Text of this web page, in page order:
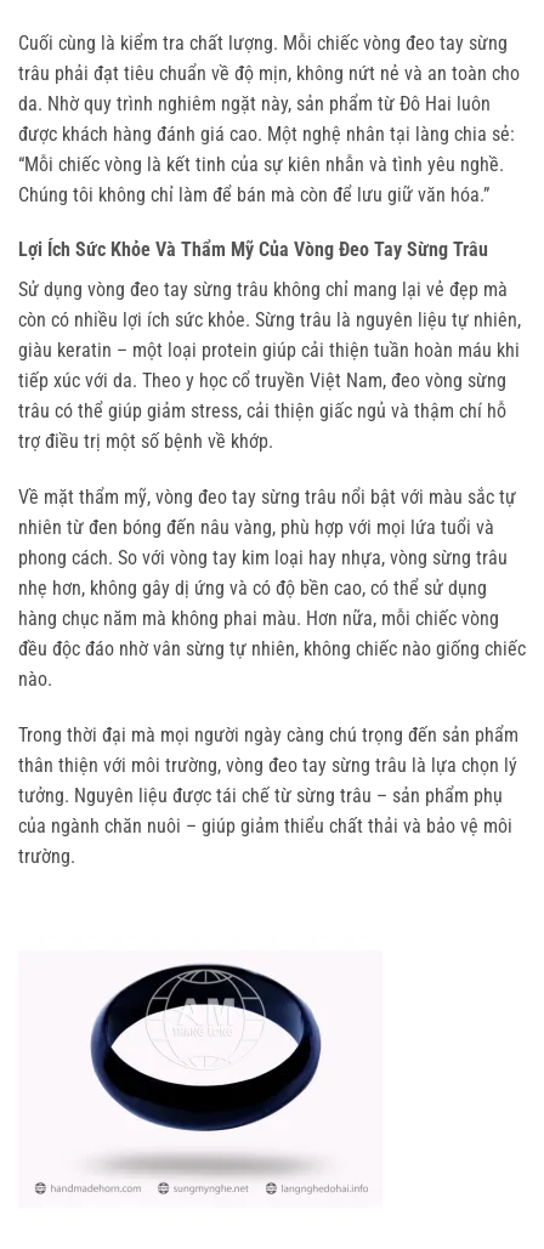
Cuối cùng là kiểm tra chất lượng. Mỗi chiếc vòng đeo tay sừng
trâu phải đạt tiêu chuẩn về độ mịn, không nứt nẻ và an toàn cho
da. Nhờ quy trình nghiêm ngặt này, sản phẩm từ Đô Hai luôn
được khách hàng đánh giá cao. Một nghệ nhân tại làng chia sẻ:
“Mỗi chiếc vòng là kết tinh của sự kiên nhẫn và tình yêu nghề.
Chúng tôi không chỉ làm để bán mà còn để lưu giữ văn hóa.”
Lợi Ích Sức Khỏe Và Thẩm Mỹ Của Vòng Đeo Tay Sừng Trâu
Sử dụng vòng đeo tay sừng trâu không chỉ mang lại vẻ đẹp mà
còn có nhiều lợi ích sức khỏe. Sừng trâu là nguyên liệu tự nhiên,
giàu keratin – một loại protein giúp cải thiện tuần hoàn máu khi
tiếp xúc với da. Theo y học cổ truyền Việt Nam, đeo vòng sừng
trâu có thể giúp giảm stress, cải thiện giấc ngủ và thậm chí hỗ
trợ điều trị một số bệnh về khớp.
Về mặt thẩm mỹ, vòng đeo tay sừng trâu nổi bật với màu sắc tự
nhiên từ đen bóng đến nâu vàng, phù hợp với mọi lứa tuổi và
phong cách. So với vòng tay kim loại hay nhựa, vòng sừng trâu
nhẹ hơn, không gây dị ứng và có độ bền cao, có thể sử dụng
hàng chục năm mà không phai màu. Hơn nữa, mỗi chiếc vòng
đều độc đáo nhờ vân sừng tự nhiên, không chiếc nào giống chiếc
nào.
Trong thời đại mà mọi người ngày càng chú trọng đến sản phẩm
thân thiện với môi trường, vòng đeo tay sừng trâu là lựa chọn lý
tưởng. Nguyên liệu được tái chế từ sừng trâu – sản phẩm phụ
của ngành chăn nuôi – giúp giảm thiểu chất thải và bảo vệ môi
trường.